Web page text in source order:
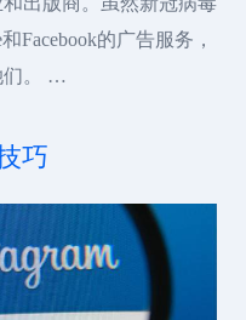
Facebook的广告服务，
们。 …
巧